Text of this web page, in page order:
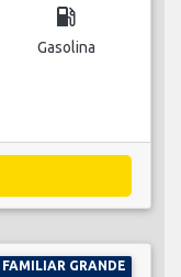
local_gas_station
Gasolina
FAMILIAR GRANDE